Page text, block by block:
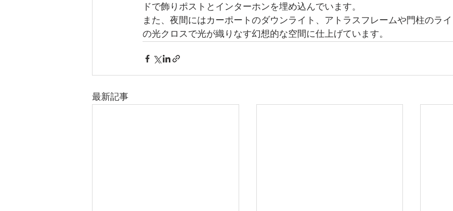
ドで飾りポストとインターホンを埋め込んでいます。
また、夜間にはカーポート﻿のダウンライト、アトラスフレームや門柱のラ
の光クロスで光が織りなす幻想的な空間に仕上げています。
最新記事